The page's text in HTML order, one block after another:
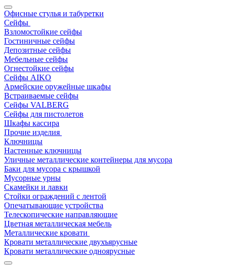
Офисные стулья и табуретки
Сейфы
Взломостойкие сейфы
Гостиничные сейфы
Депозитные сейфы
Мебельные сейфы
Огнестойкие сейфы
Сейфы AIKO
Армейские оружейные шкафы
Встраиваемые сейфы
Сейфы VALBERG
Сейфы для пистолетов
Шкафы кассира
Прочие изделия
Ключницы
Настенные ключницы
Уличные металлические контейнеры для мусора
Баки для мусора с крышкой
Мусорные урны
Скамейки и лавки
Стойки ограждений с лентой
Опечатывающие устройства
Телескопические направляющие
Цветная металлическая мебель
Металлические кровати
Кровати металлические двухъярусные
Кровати металлические одноярусные